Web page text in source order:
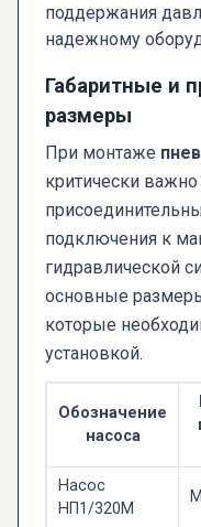
поддержания
надежному
Габаритные и
размеры
При монтаже
критически
подключения к
гидравлической
основные
которые
установкой.
Обозначение
насоса
Насос
НП1/320М